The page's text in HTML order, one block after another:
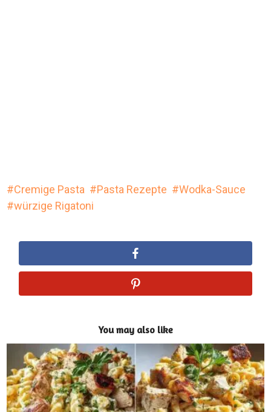
Cremige Pasta Pasta Rezepte
Wodka-Sauce
würzige Rigatoni
You may also like